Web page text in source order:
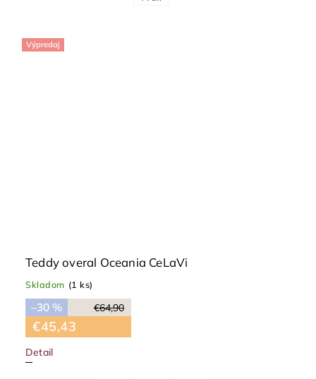
Výpredaj
Teddy overal Oceania CeLaVi
Skladom (1 ks)
€64,90
–30 %
€45,43
Detail